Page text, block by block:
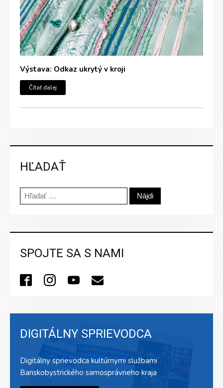
Výstava: Odkaz ukrytý v kroji
Čítať ďalej
HĽADAŤ
Hľadať:
SPOJTE SA S NAMI
DIGITÁLNY SPRIEVODCA
Digitálny sprievodca kultúrnymi službami
Banskobystrického samosprávneho kraja